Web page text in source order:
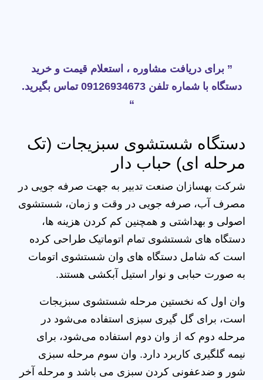
” برای دریافت مشاوره ، استعلام قیمت و خرید
دستگاه با شماره تلفن 09126934673 تماس بگیرید.
“
دستگاه شستشوی سبزیجات (تک
مرحله ای) حباب دار
شرکت بهسازان صنعت تدبیر به جهت صرفه جویی در
مصرف آب، صرفه جویی در وقت و زمان، شستشوی
اصولی و بهداشتی و همچنین کم کردن هزینه ها،
دستگاه های شستشوی تمام اتوماتیک طراحی کرده
است که شامل دستگاه های وان شستشوی اتومات
به صورت حبابی و نوار استیل آبکشی هستند.
وان اول که نخستین مرحله شستشوی سبزیجات
است، برای گل گیری سبزی استفاده می‌شود در
مرحله دوم که از وان دوم استفاده می‌شود، برای
نیمه گلگیری کاربرد دارد. وان سوم مرحله سبزی
شور و ضدعفونی کردن سبزی می باشد و مرحله آخر